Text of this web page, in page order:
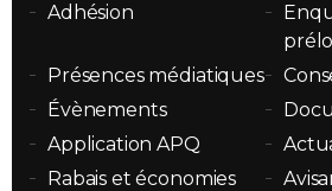
Adhésion
Présences médiatiques
Évènements
Application APQ
Rabais et économies